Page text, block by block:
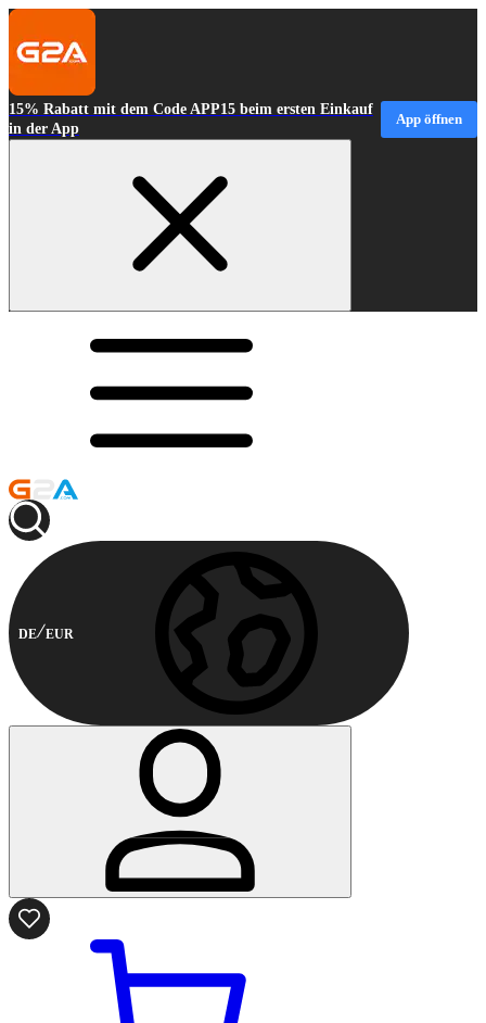
15% Rabatt mit dem Code APP15 beim ersten Einkauf
in der App
App öffnen
DE EUR